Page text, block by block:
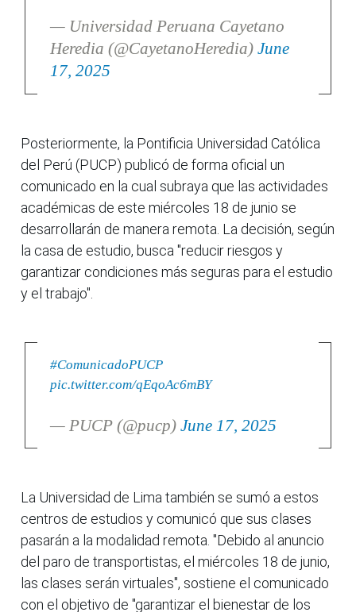
— Universidad Peruana Cayetano
Heredia (@CayetanoHeredia) June
17, 2025
Posteriormente, la Pontificia Universidad Católica
del Perú (PUCP) publicó de forma oficial un
comunicado en la cual subraya que las actividades
académicas de este miércoles 18 de junio se
desarrollarán de manera remota. La decisión, según
la casa de estudio, busca "reducir riesgos y
garantizar condiciones más seguras para el estudio
y el trabajo".
#ComunicadoPUCP
pic.twitter.com/qEqoAc6mBY
— PUCP (@pucp) June 17, 2025
La Universidad de Lima también se sumó a estos
centros de estudios y comunicó que sus clases
pasarán a la modalidad remota. "Debido al anuncio
del paro de transportistas, el miércoles 18 de junio,
las clases serán virtuales", sostiene el comunicado
con el objetivo de "garantizar el bienestar de los